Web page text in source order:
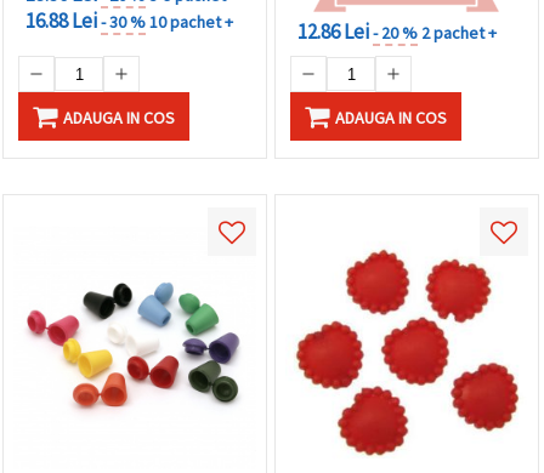
16.88 Lei- 30 %10 pachet +
ADAUGA IN COS
12.86 Lei- 20 % 2 pachet +
ADAUGA IN COS